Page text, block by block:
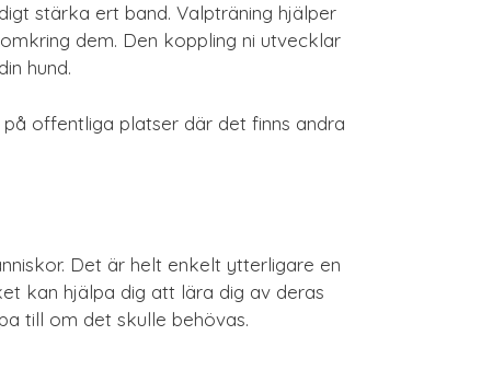
stärka ert band. Valpträning hjälper
dem. Den koppling ni utvecklar
hund.
offentliga platser där det finns andra
Det är helt enkelt ytterligare en
kan hjälpa dig att lära dig av deras
till om det skulle behövas.